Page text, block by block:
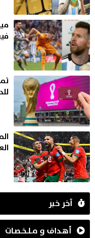
آخر خبر
أهـداف و مـلـخـصـات